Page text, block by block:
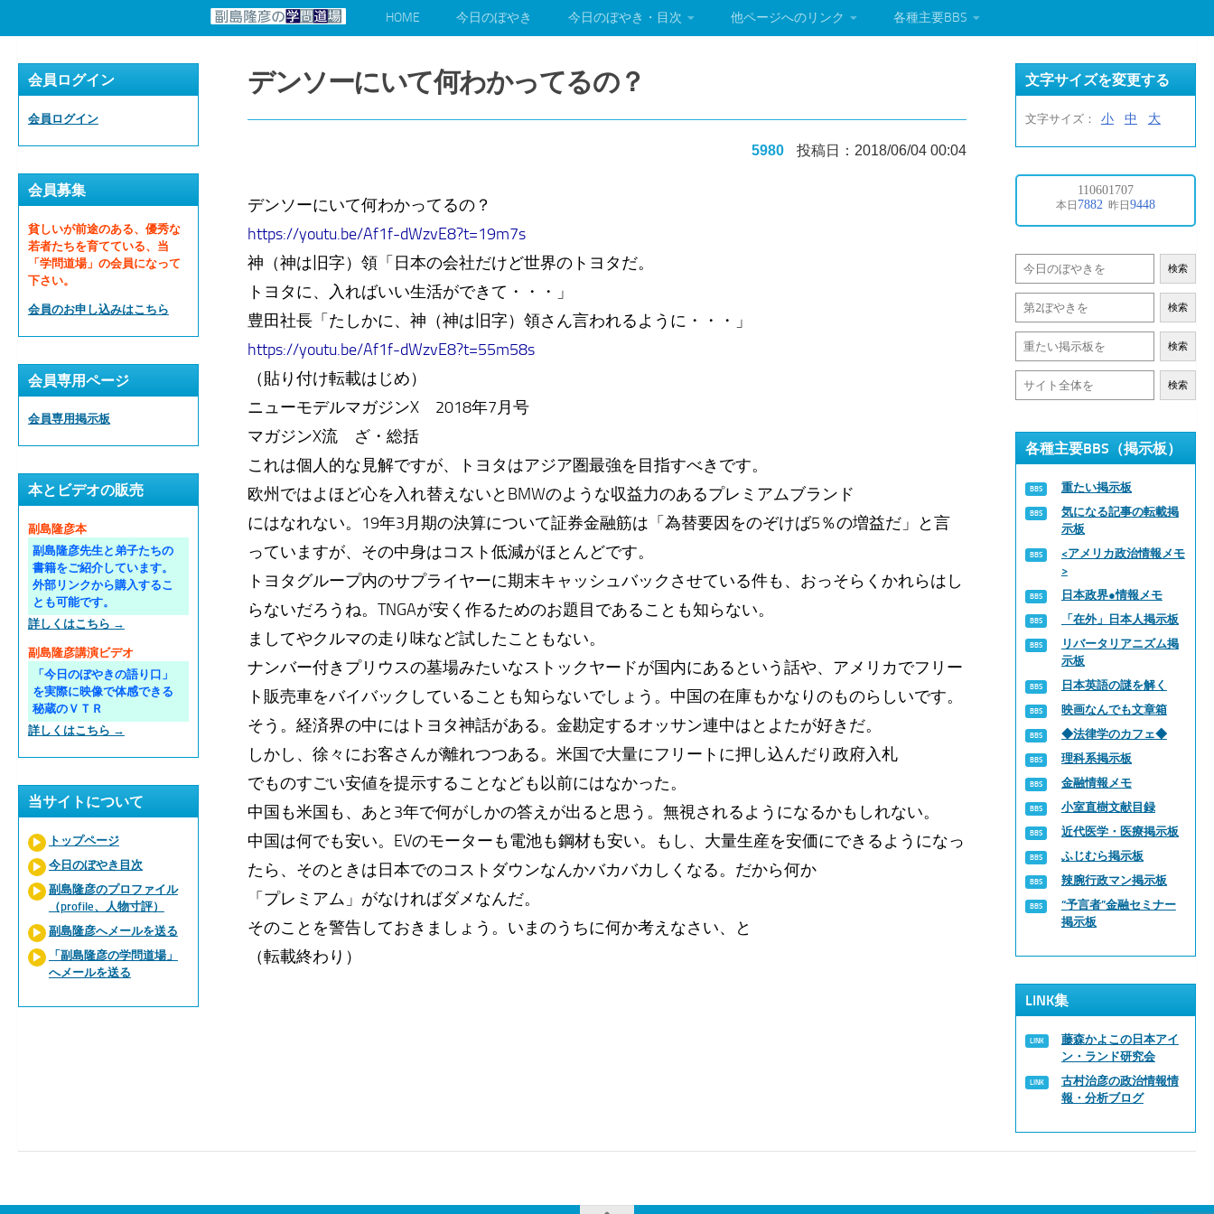
HOME 今日のぼやき 今日のぼやき・目次 他ページへのリンク 各種主要BBS
デンソーにいて何わかってるの？
5980 投稿日：2018/06/04 00:04
デンソーにいて何わかってるの？
https://youtu.be/Af1f-dWzvE8?t=19m7s
神（神は旧字）領「日本の会社だけど世界のトヨタだ。
トヨタに、入ればいい生活ができて・・・」
豊田社長「たしかに、神（神は旧字）領さん言われるように・・・」
https://youtu.be/Af1f-dWzvE8?t=55m58s
（貼り付け転載はじめ）
ニューモデルマガジンX 2018年7月号
マガジンX流 ざ・総括
これは個人的な見解ですが、トヨタはアジア圏最強を目指すべきです。
欧州ではよほど心を入れ替えないとBMWのような収益力のあるプレミアムブランド
にはなれない。19年3月期の決算について証券金融筋は「為替要因をのぞけば5％の増益だ」と言
っていますが、その中身はコスト低減がほとんどです。
トヨタグループ内のサプライヤーに期末キャッシュバックさせている件も、おっそらくかれらはし
らないだろうね。TNGAが安く作るためのお題目であることも知らない。
ましてやクルマの走り味など試したこともない。
ナンバー付きプリウスの墓場みたいなストックヤードが国内にあるという話や、アメリカでフリー
ト販売車をバイバックしていることも知らないでしょう。中国の在庫もかなりのものらしいです。
そう。経済界の中にはトヨタ神話がある。金勘定するオッサン連中はとよたが好きだ。
しかし、徐々にお客さんが離れつつある。米国で大量にフリートに押し込んだり政府入札
でものすごい安値を提示することなども以前にはなかった。
中国も米国も、あと3年で何がしかの答えが出ると思う。無視されるようになるかもしれない。
中国は何でも安い。EVのモーターも電池も鋼材も安い。もし、大量生産を安価にできるようになっ
たら、そのときは日本でのコストダウンなんかバカバカしくなる。だから何か
「プレミアム」がなければダメなんだ。
そのことを警告しておきましょう。いまのうちに何か考えなさい、と
（転載終わり）
会員ログイン
会員ログイン
会員募集
貧しいが前途のある、優秀な
若者たちを育てている、当
「学問道場」の会員になって
下さい。
会員のお申し込みはこちら
会員専用ページ
会員専用掲示板
本とビデオの販売
副島隆彦本
副島隆彦先生と弟子たちの
書籍をご紹介しています。
外部リンクから購入するこ
とも可能です。
詳しくはこちら →
副島隆彦講演ビデオ
「今日のぼやきの語り口」
を実際に映像で体感できる
秘蔵のＶＴＲ
詳しくはこちら →
当サイトについて
トップページ
今日のぼやき目次
副島隆彦のプロファイル
（profile、人物寸評）
副島隆彦へメールを送る
「副島隆彦の学問道場」
へメールを送る
文字サイズを変更する
文字サイズ： 小 中 大
検索
検索
検索
検索
各種主要BBS（掲示板）
重たい掲示板
気になる記事の転載掲
示板
<アメリカ政治情報メモ
>
日本政界●情報メモ
「在外」日本人掲示板
リバータリアニズム掲
示板
日本英語の謎を解く
映画なんでも文章箱
◆法律学のカフェ◆
理科系掲示板
金融情報メモ
小室直樹文献目録
近代医学・医療掲示板
ふじむら掲示板
辣腕行政マン掲示板
“予言者”金融セミナー
掲示板
LINK集
藤森かよこの日本アイ
ン・ランド研究会
古村治彦の政治情報情
報・分析ブログ